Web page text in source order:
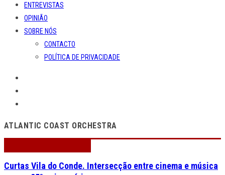
ENTREVISTAS
OPINIÃO
SOBRE NÓS
CONTACTO
POLÍTICA DE PRIVACIDADE
ATLANTIC COAST ORCHESTRA
Curtas Vila do Conde. Intersecção entre cinema e música